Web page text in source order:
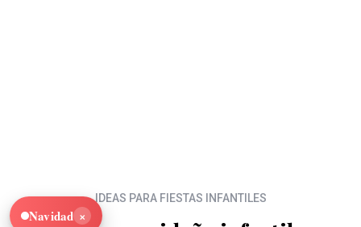
IDEAS PARA FIESTAS INFANTILES
Navidad ×